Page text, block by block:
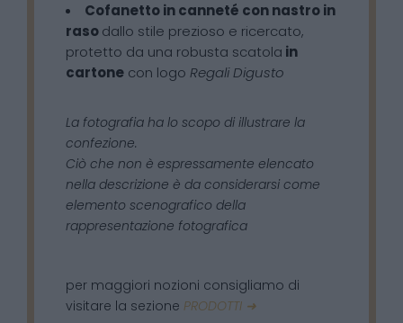
Cofanetto in canneté con nastro in
rasodallo stile prezioso e ricercato,
protetto da una robusta scatola in
cartone con logo Regali Digusto
La fotografia ha lo scopo di illustrare la
confezione.
Ciò che non è espressamente elencato
nella descrizione è da considerarsi come
elemento scenografico della
rappresentazione fotografica
per maggiori nozioni consigliamo di
visitare la sezione PRODOTTI ➜